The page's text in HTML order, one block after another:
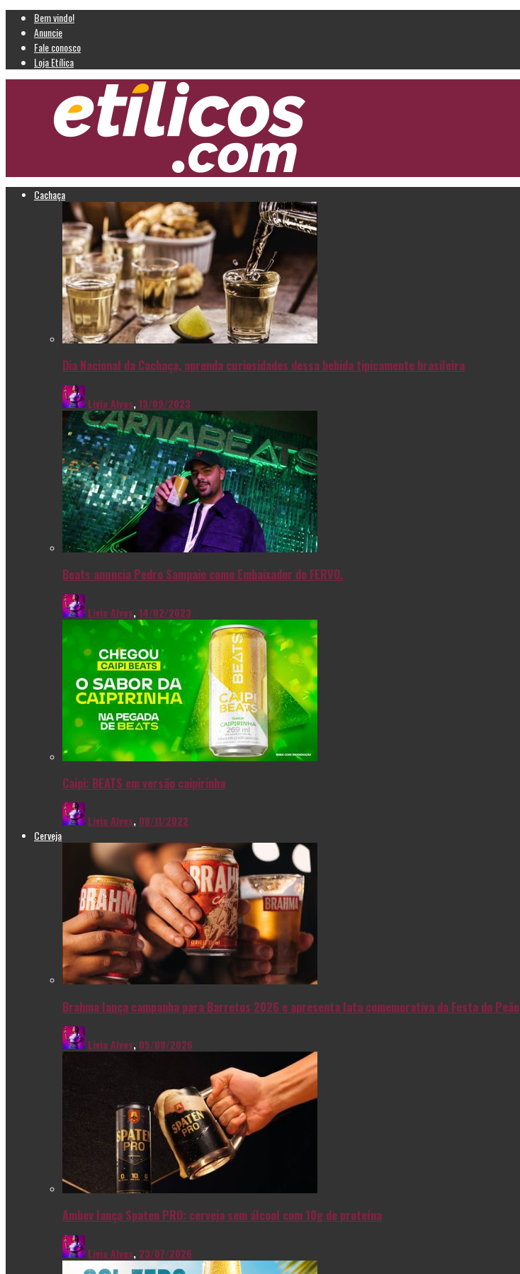
Bem vindo!
Anuncie
Fale conosco
Loja Etílica
Cachaça
Dia Nacional da Cachaça, aprenda curiosidades dessa bebida tipicamente brasileira
Livia Alves,13/09/2023
Beats anuncia Pedro Sampaio como Embaixador do FERVO.
Livia Alves,14/02/2023
Caipi: BEATS em versão caipirinha
Livia Alves, 08/11/2022
Cerveja
Brahma lança campanha para Barretos 2026 e apresenta lata comemorativa da Festa do Peão
Livia Alves, 05/08/2026
Ambev lança Spaten PRO: cerveja sem álcool com 10g de proteína
Livia Alves, 23/07/2026